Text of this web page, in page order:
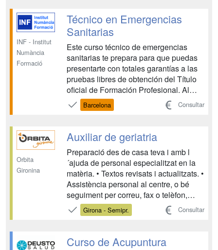
niños, niñas y adolescentes, condiciona
la manera...
INF - Institut
Numància
Formació
Técnico en Emergencias
Sanitarias
Este curso técnico de emergencias
sanitarias te prepara para que puedas
presentarte con totales garantías a las
pruebas libres de obtención del Título
oficial de Formación Profesional. Al
finalizar tus estudios podrás trabajar en
el sector sanitario relacionado con el
prestación de atención sanitaria y psic...
Barcelona Consultar
Orbita
Gironina
Auxiliar de geriatria
Preparació des de casa teva i amb l
´ajuda de personal especialitzat en la
matèria. • Textos revisats i actualitzats. •
Assistència personal al centre, o bé
seguiment per correu, fax o telèfon,
durant tot el període de formació,
resolent tots els dubtes que puguin
´autoavaluacions que permeten seguir...
Girona - Semipr. Consultar
Curso de Acupuntura